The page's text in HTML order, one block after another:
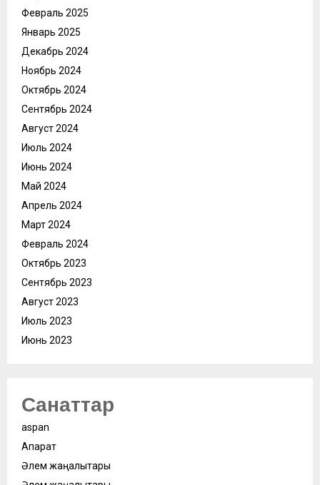
Февраль 2025
Январь 2025
Декабрь 2024
Ноябрь 2024
Октябрь 2024
Сентябрь 2024
Август 2024
Июль 2024
Июнь 2024
Май 2024
Апрель 2024
Март 2024
Февраль 2024
Октябрь 2023
Сентябрь 2023
Август 2023
Июль 2023
Июнь 2023
Санаттар
aspan
Ақпарат
Әлем жаңалықтары